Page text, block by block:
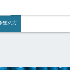
望の方